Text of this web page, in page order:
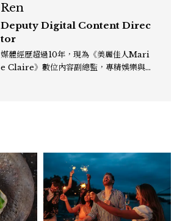
Ren
Deputy Digital Content Direc
tor
媒體經歷超過10年，現為《美麗佳人Mari
e Claire》數位內容副總監，專精娛樂與